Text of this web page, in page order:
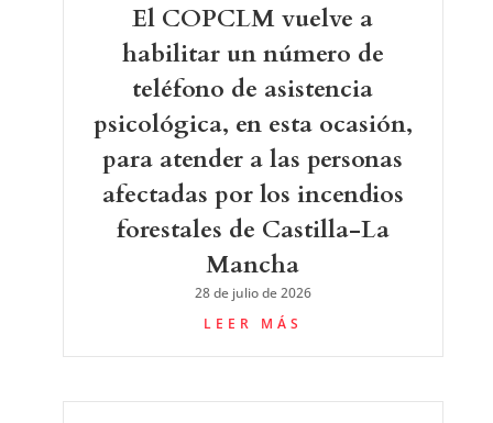
El COPCLM vuelve a
habilitar un número de
teléfono de asistencia
psicológica, en esta ocasión,
para atender a las personas
afectadas por los incendios
forestales de Castilla-La
Mancha
28 de julio de 2026
LEER MÁS